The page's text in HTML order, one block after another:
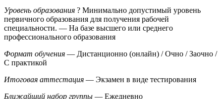
Уровень образования ? Минимально допустимый уровень
первичного образования для получения рабочей
специальности. — На базе высшего или среднего
профессионального образования
Формат обучения — Дистанционно (онлайн) / Очно / Заочно /
С практикой
Итоговая аттестация — Экзамен в виде тестирования
Ближайший набор группы — Ежедневно